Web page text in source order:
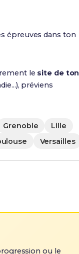
épreuves dans ton
le site de ton
préviens
Grenoble
Lille
Versailles
ou le